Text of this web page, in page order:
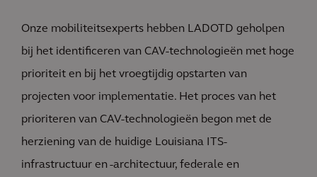
Onze mobiliteitsexperts hebben LADOTD geholpen
bij het identificeren van CAV-technologieën met hoge
prioriteit en bij het vroegtijdig opstarten van
projecten voor implementatie. Het proces van het
prioriteren van CAV-technologieën begon met de
herziening van de huidige Louisiana ITS-
infrastructuur en -architectuur, federale en